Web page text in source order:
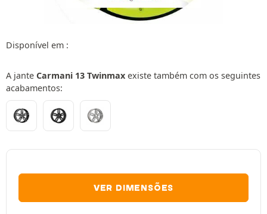
Disponível em :
A jante Carmani 13 Twinmax existe também com os seguintes
acabamentos:
VER DIMENSÕES